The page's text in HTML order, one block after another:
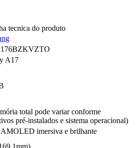
tecnica do produto
A17
total pode variar conforme
pré-instalados e sistema operacional)
AMOLED imersiva e brilhante